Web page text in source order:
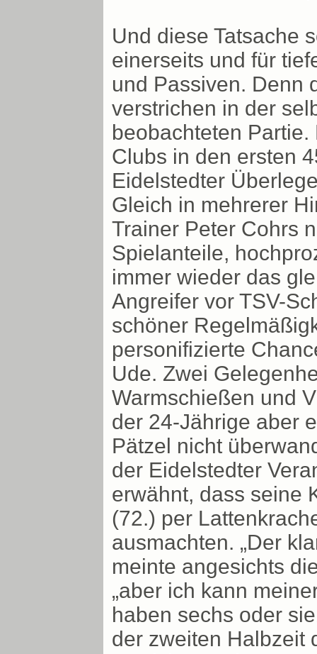
Und diese Tatsache
einerseits und für
und Passiven. Denn
verstrichen in der
beobachteten
Clubs in den ersten
Eidelstedter
Gleich in mehrerer
Trainer Peter Cohrs
Spielanteile,
immer wieder das
Angreifer vor TSV-
schöner
personifizierte
Ude. Zwei
Warmschießen und
der 24-Jährige aber
Pätzel nicht
der Eidelstedter
erwähnt, dass seine
(72.) per
ausmachten. „Der
meinte angesichts
„aber ich kann
haben sechs oder
der zweiten Halbzeit